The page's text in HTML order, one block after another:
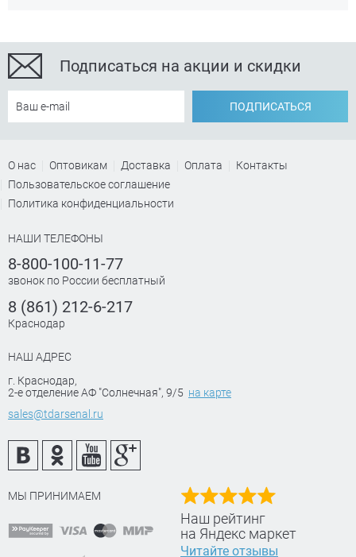
Подписаться на акции и скидки
ПОДПИСАТЬСЯ
О нас Оптовикам Доставка Оплата
Контакты
Пользовательское соглашение
Политика конфиденциальности
НАШИ ТЕЛЕФОНЫ
8-800-100-11-77
звонок по России бесплатный
8 (861) 212-6-217
Краснодар
НАШ АДРЕС
г. Краснодар,
2-е отделение АФ "Солнечная", 9/5 на карте
sales@tdarsenal.ru
МЫ ПРИНИМАЕМ
Наш рейтинг
на Яндекс маркет
Читайте отзывы